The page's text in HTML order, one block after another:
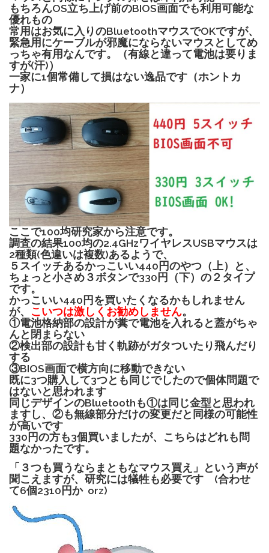
もちろんOS立ち上げ前のBIOS画面でも利用可能な
優れもの
常用はお気に入りのBluetoothマウスでOKですが、
緊急用にケーブルが邪魔にならないマウスとしてめ
っちゃ有用なんです。（有線と違って電池は要りま
すが(汗)）
一家に1個常備して損はない逸品です（ホントカ
ナ）
ここで100均研究家から注意です。
調査の結果100均の2.4GHzワイヤレスUSBマウスは
2種類(色違いは複数)あるようで、
５スイッチあるかっこいい440円のやつ（上）と、
ちょっと小さめ３ボタンで330円（下）の２タイプ
です。
かっこいい440円を買いたくなるかもしれません
が、 こいつは激しくお勧めしません。
①電池格納部の設計が糞で電池を入れると蓋がちゃ
んと閉まらない
②検出部の設計も甘く軌跡がガタついたり飛んだり
する
③BIOS画面で横方向に移動できない
既に3つ購入して3つとも同じでしたので個体問題で
はないと思われます
同じデザインのBluetoothも①は同じ金型と思われ
ますし、②も無線部分だけの変更だと同様の可能性
が高いです
330円の方も3個買いましたが、こちらはどれも問
題なかったです。
「３つも買うならまともなマウス買え」という声が
聞こえますが、研究には犠牲も必要です (合わせ
て6個2310円か orz)